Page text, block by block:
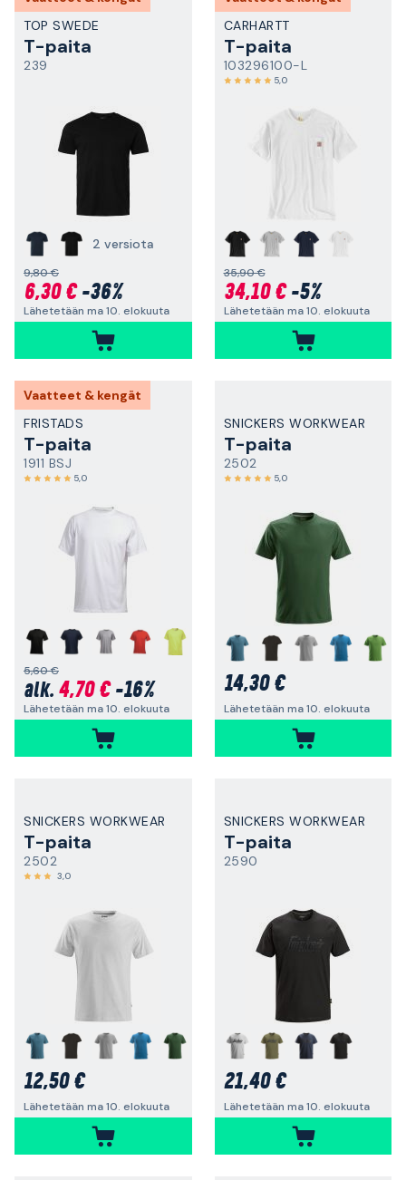
TOP SWEDE
T-paita
239
2 versiota
9,80 €
6,30 €-36%
Lähetetään ma 10. elokuuta
CARHARTT
T-paita
103296100-L
5,0
35,90 €
34,10 €-5%
Lähetetään ma 10. elokuuta
Vaatteet & kengät
FRISTADS
T-paita
1911 BSJ
5,0
5,60 €
alk. 4,70 €-16%
Lähetetään ma 10. elokuuta
SNICKERS WORKWEAR
T-paita
2502
5,0
14,30 €
Lähetetään ma 10. elokuuta
SNICKERS WORKWEAR
T-paita
2502
3,0
12,50 €
Lähetetään ma 10. elokuuta
SNICKERS WORKWEAR
T-paita
2590
21,40 €
Lähetetään ma 10. elokuuta